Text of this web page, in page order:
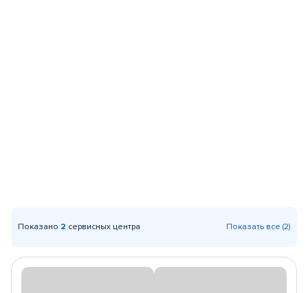
Показано 2 сервисных центра Показать все (2)